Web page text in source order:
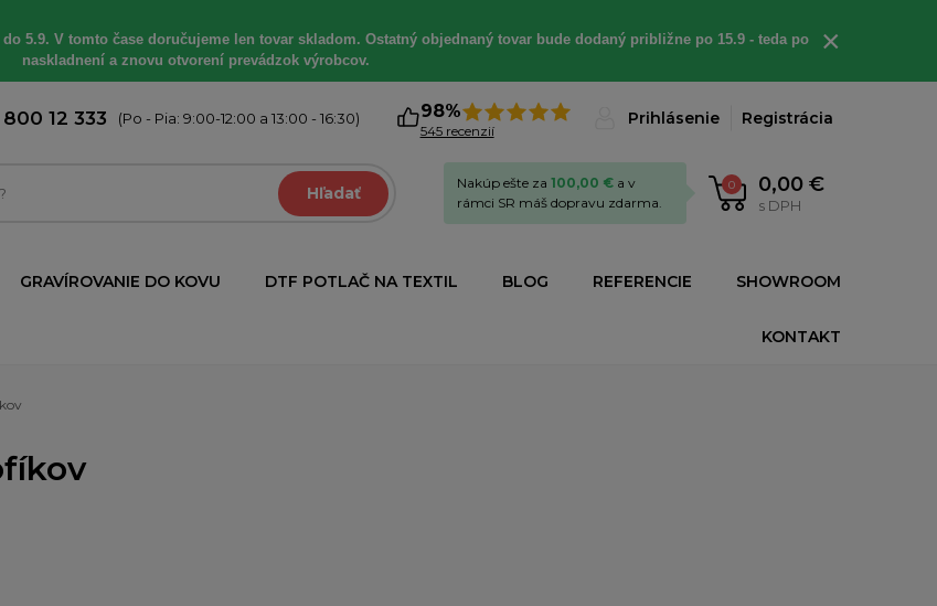
5.9. V tomto čase doručujeme len tovar skladom. Ostatný objednaný tovar bude dodaný približne po 15.9 - teda po
naskladnení a znovu otvorení prevádzok výrobcov.
×
12 333 (Po - Pia: 9:00-12:00 a 13:00 - 16:30) 98%
545 recenzií
Prihlásenie Registrácia
Hľadať 0 0,00 €
s DPH
Nakúp ešte za 100,00 € a v
rámci SR máš dopravu zdarma.
GRAVÍROVANIE DO KOVU DTF POTLAČ NA TEXTIL BLOG REFERENCIE SHOWROOM
KONTAKT